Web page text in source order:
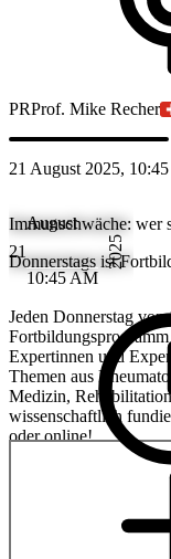
PRProf. Mike Recher
21 August 2025, 10:45
21
August
10:45 AM
2025
Immunschwäche: wer
Donnerstags ist
Jeden Donnerstag
Expertinnen und
Themen aus
Medizin,
wissenschaftlich
oder online!